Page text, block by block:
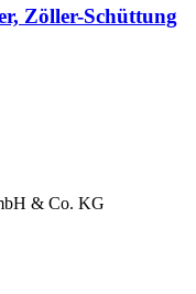
Zöller-Schüttung
& Co. KG